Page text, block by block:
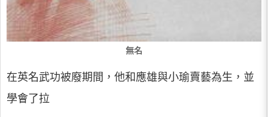
無名
在英名武功被廢期間，他和應雄與小瑜賣藝為生，並
學會了拉